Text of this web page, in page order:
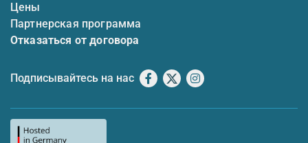
Цены
Партнерская программа
Отказаться от договора
Подписывайтесь на нас Facebook
X Instagram